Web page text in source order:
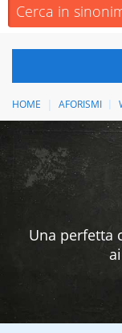
HOME AFORISMI
Una perfetta